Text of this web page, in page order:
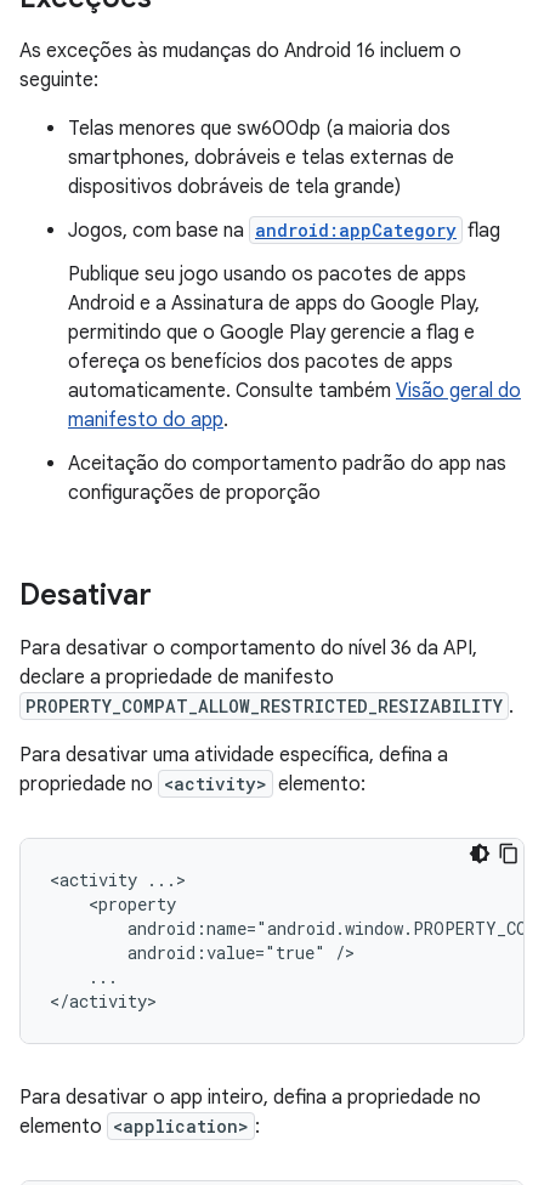
As exceções às mudanças do Android 16 incluem o
seguinte:
Telas menores que sw600dp (a maioria dos
smartphones, dobráveis e telas externas de
dispositivos dobráveis de tela grande)
Jogos, com base na android:appCategory flag
Publique seu jogo usando os pacotes de apps
Android e a Assinatura de apps do Google Play,
permitindo que o Google Play gerencie a flag e
ofereça os benefícios dos pacotes de apps
automaticamente. Consulte também Visão geral do
manifesto do app.
Aceitação do comportamento padrão do app nas
configurações de proporção
Desativar
Para desativar o comportamento do nível 36 da API,
declare a propriedade de manifesto
PROPERTY_COMPAT_ALLOW_RESTRICTED_RESIZABILITY .
Para desativar uma atividade específica, defina a
propriedade no <activity> elemento:
<activity
android:value="true"
...
Para desativar o app inteiro, defina a propriedade no
elemento <application> :